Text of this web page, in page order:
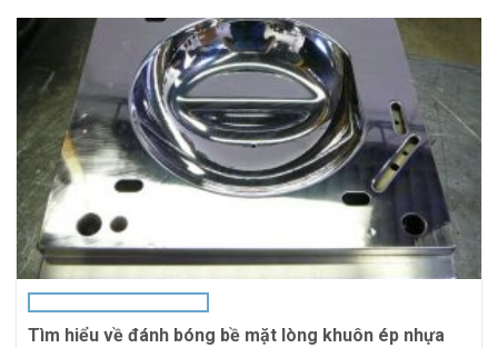
Tìm hiểu về đánh bóng bề mặt lòng khuôn ép nhựa